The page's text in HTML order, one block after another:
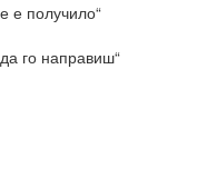
е получило“
го направиш“